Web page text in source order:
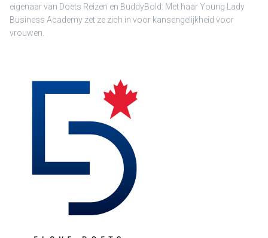
eigenaar van Doets Reizen en BuddyBold. Met haar Young Lady
Business Academy zet ze zich in voor kansengelijkheid voor
vrouwen.